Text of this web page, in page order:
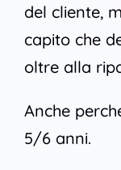
del cliente,
capito che
oltre alla
Anche
5/6 anni.